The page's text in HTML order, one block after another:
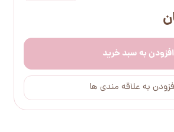
افزودن به سبد خرید
به علاقه مندی ها